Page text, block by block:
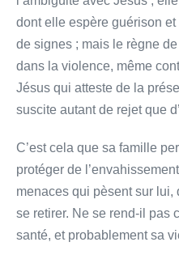
dont elle espère guérison
de signes ; mais le règne
dans la violence, même
Jésus qui atteste de la
suscite autant de rejet que
C’est cela que sa famille
protéger de
menaces qui pèsent sur lui,
se retirer. Ne se rend-il pas
santé, et probablement sa